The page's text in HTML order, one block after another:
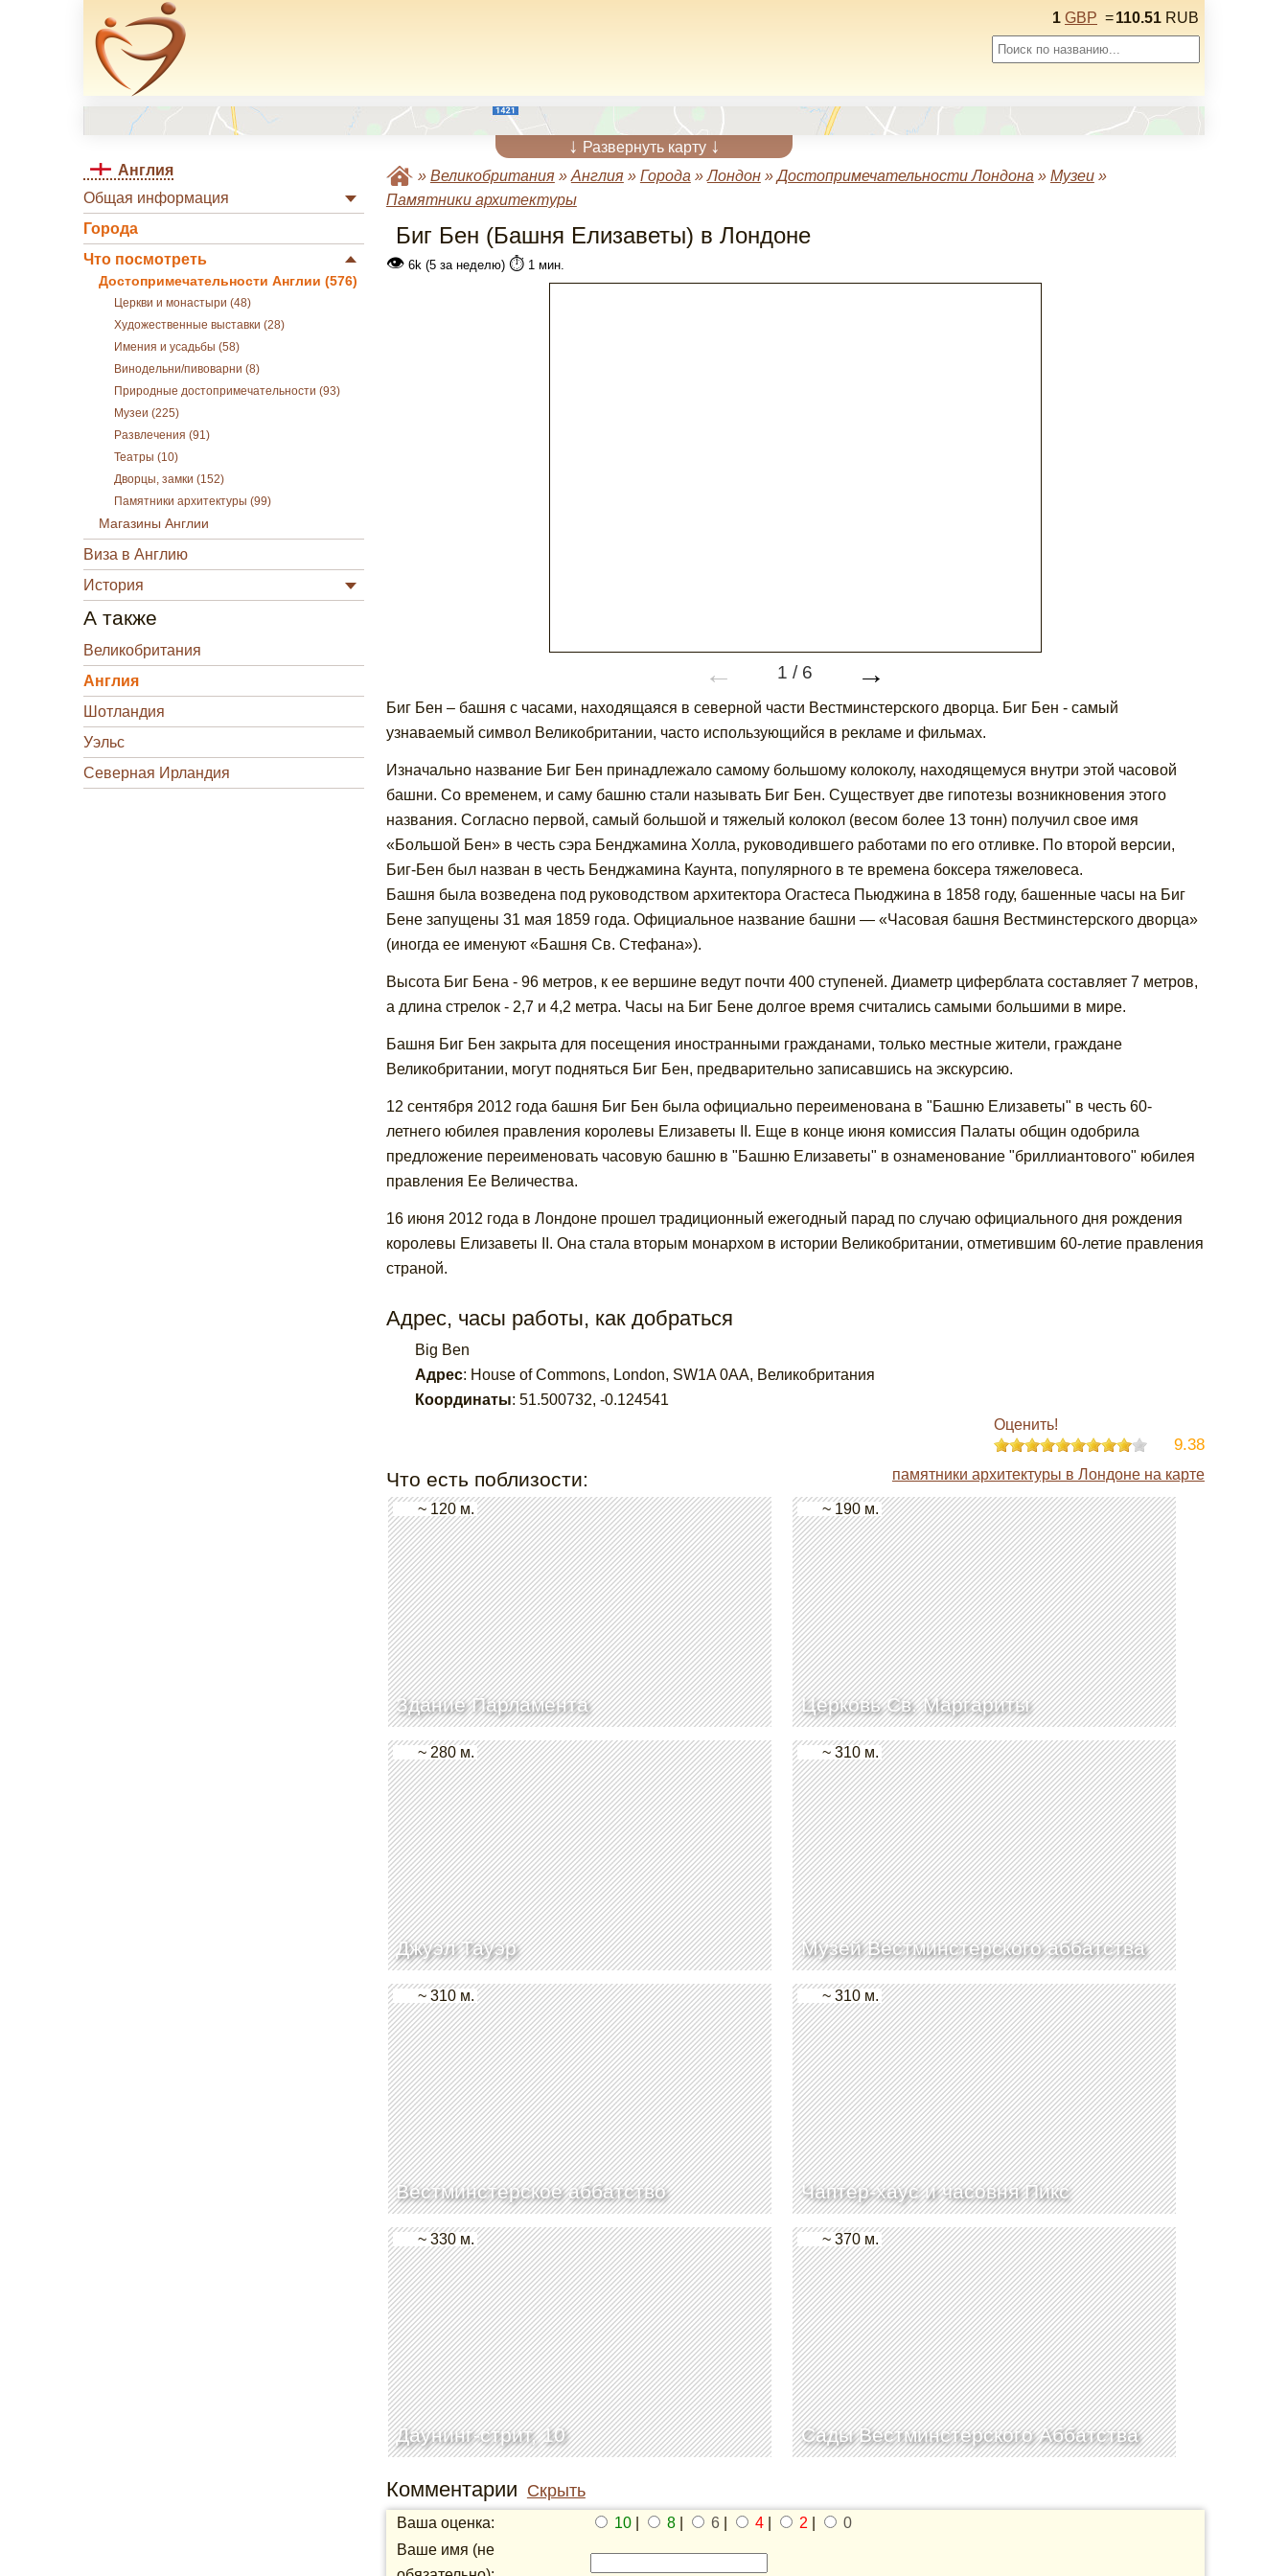
1 GBP =110.51 RUB
↓ Развернуть карту ↓
Англия
Общая информация
Города
Что посмотреть
Достопримечательности Англии (576)
Церкви и монастыри (48)
Художественные выставки (28)
Имения и усадьбы (58)
Винодельни/пивоварни (8)
Природные достопримечательности (93)
Музеи (225)
Развлечения (91)
Театры (10)
Дворцы, замки (152)
Памятники архитектуры (99)
Магазины Англии
Виза в Англию
История
А также
Великобритания
Англия
Шотландия
Уэльс
Северная Ирландия
» Великобритания» Англия» Города »Лондон»Достопримечательности Лондона » Музеи»
Памятники архитектуры
Биг Бен (Башня Елизаветы) в Лондоне
👁6k (5 за неделю) ⏱️1 мин.
← 1 / 6 →
Биг Бен – башня с часами, находящаяся в северной части Вестминстерского дворца. Биг Бен - самый
узнаваемый символ Великобритании, часто использующийся в рекламе и фильмах.
Изначально название Биг Бен принадлежало самому большому колоколу, находящемуся внутри этой часовой
башни. Со временем, и саму башню стали называть Биг Бен. Существует две гипотезы возникновения этого
названия. Согласно первой, самый большой и тяжелый колокол (весом более 13 тонн) получил свое имя
«Большой Бен» в честь сэра Бенджамина Холла, руководившего работами по его отливке. По второй версии,
Биг-Бен был назван в честь Бенджамина Каунта, популярного в те времена боксера тяжеловеса.
Башня была возведена под руководством архитектора Огастеса Пьюджина в 1858 году, башенные часы на Биг
Бене запущены 31 мая 1859 года. Официальное название башни — «Часовая башня Вестминстерского дворца»
(иногда ее именуют «Башня Св. Стефана»).
Высота Биг Бена - 96 метров, к ее вершине ведут почти 400 ступеней. Диаметр циферблата составляет 7 метров,
а длина стрелок - 2,7 и 4,2 метра. Часы на Биг Бене долгое время считались самыми большими в мире.
Башня Биг Бен закрыта для посещения иностранными гражданами, только местные жители, граждане
Великобритании, могут подняться Биг Бен, предварительно записавшись на экскурсию.
12 сентября 2012 года башня Биг Бен была официально переименована в "Башню Елизаветы" в честь 60-
летнего юбилея правления королевы Елизаветы II. Еще в конце июня комиссия Палаты общин одобрила
предложение переименовать часовую башню в "Башню Елизаветы" в ознаменование "бриллиантового" юбилея
правления Ее Величества.
16 июня 2012 года в Лондоне прошел традиционный ежегодный парад по случаю официального дня рождения
королевы Елизаветы II. Она стала вторым монархом в истории Великобритании, отметившим 60-летие правления
страной.
Адрес, часы работы, как добраться
Big Ben
Адрес: House of Commons, London, SW1A 0AA, Великобритания
Координаты: 51.500732, -0.124541
Оценить!
9.38
Что есть поблизости: памятники архитектуры в Лондоне на карте
Здание Парламента
~ 120 м.
Церковь Св. Маргариты
~ 190 м.
Джуэл Тауэр
~ 280 м.
Музей Вестминстерского аббатства
~ 310 м.
Вестминстерское аббатство
~ 310 м.
Чаптер-хаус и часовня Пикс
~ 310 м.
Даунинг-стрит, 10
~ 330 м.
Сады Вестминстерского Аббатства
~ 370 м.
Комментарии Скрыть
Ваша оценка: 10| 8| 6| 4| 2
0
Ваше имя (не